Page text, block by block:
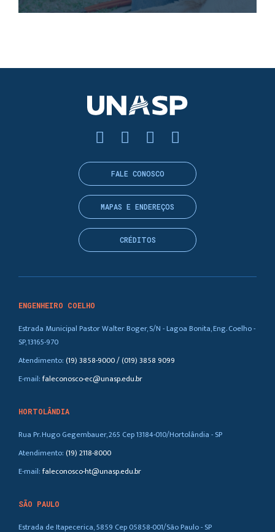
ENGENHEIRO COELHO
Estrada Municipal Pastor Walter Boger, S/N - Lagoa Bonita, Eng. Coelho -
SP, 13165-970
Atendimento:(19) 3858-9000 / (019) 3858 9099
E-mail:faleconosco-ec@unasp.edu.br
HORTOLÂNDIA
Rua Pr. Hugo Gegembauer, 265 Cep 13184-010/Hortolândia - SP
Atendimento:(19) 2118-8000
E-mail:faleconosco-ht@unasp.edu.br
SÃO PAULO
Estrada de Itapecerica, 5859 Cep 05858-001/São Paulo - SP
FALE CONOSCO
MAPAS E ENDEREÇOS
CRÉDITOS